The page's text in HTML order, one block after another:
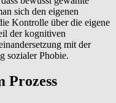
sich den eigenen
Kontrolle über die eigene
der kognitiven
mit der
sozialer Phobie.
Prozess